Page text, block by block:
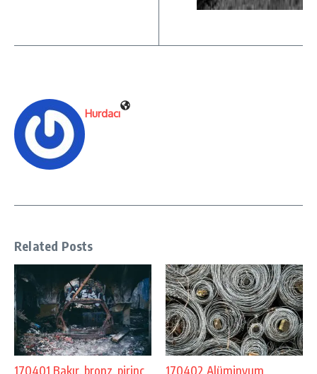
Hurdacı
Related Posts
170401 Bakır, bronz, pirinç 170402 Alüminyum